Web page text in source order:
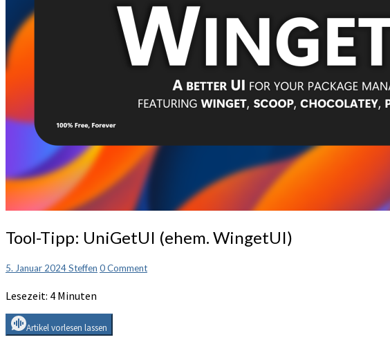
Tool-
Tipp:
(ehem.
Tool-Tipp: UniGetUI (ehem. WingetUI)
5. Januar 2024Steffen Comments
0 Comment
Lesezeit: 4 Minuten
Artikel vorlesen lassen